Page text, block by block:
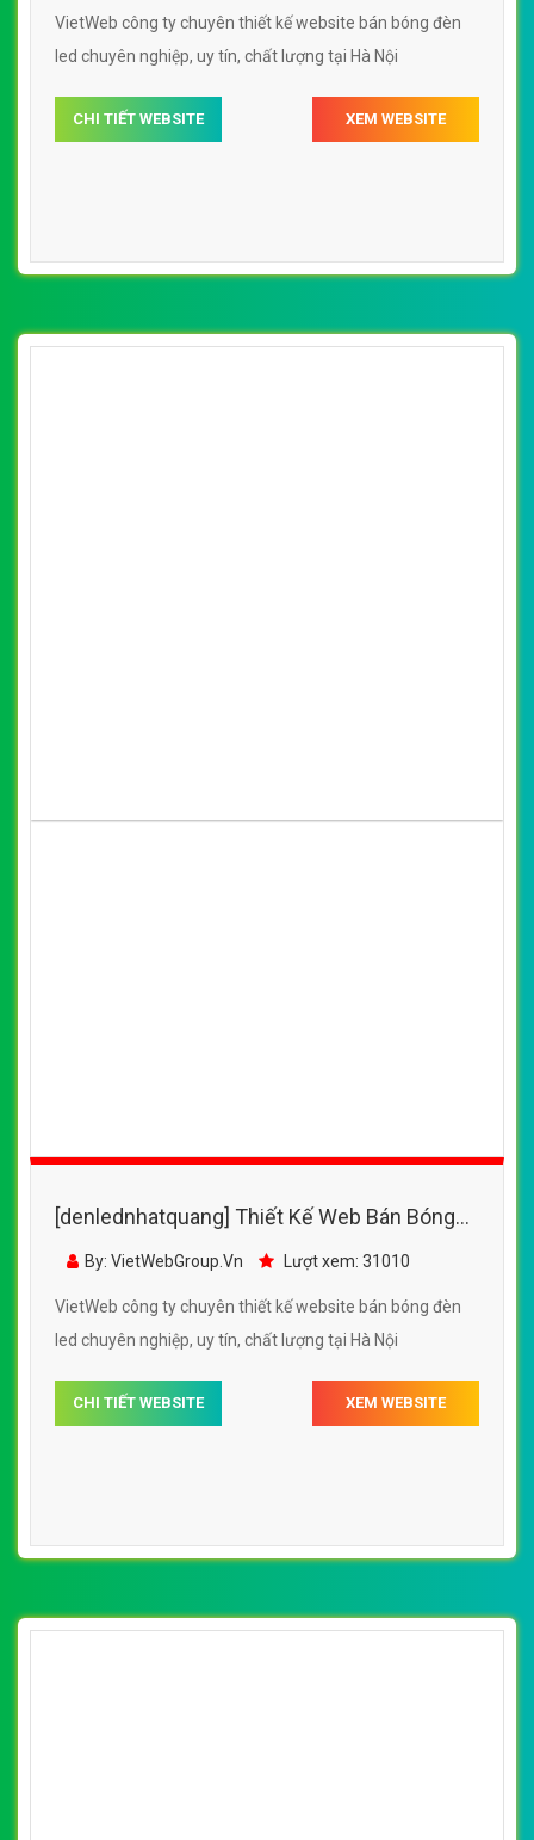
VietWeb công ty chuyên thiết kế website bán bóng đèn
led chuyên nghiệp, uy tín, chất lượng tại Hà Nội
CHI TIẾT WEBSITE XEM WEBSITE
[denlednhatquang] Thiết Kế Web Bán Bóng
Đèn Led Jled đẹp, chuyên nghiệp chuẩn SEO
By: VietWebGroup.Vn Lượt xem: 31010
VietWeb công ty chuyên thiết kế website bán bóng đèn
led chuyên nghiệp, uy tín, chất lượng tại Hà Nội
CHI TIẾT WEBSITE XEM WEBSITE